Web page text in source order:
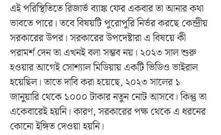
এই পরিস্থিতিতে রিজার্ভ ব্যাঙ্ক ফের একবার তা আনার কথা
ভাবতে পারে। তবে বিষয়টি পুরোপুরি নির্ভর করছে কেন্দ্রীয়
সরকারের উপর। সরকারের উপদেষ্টারা এ বিষয়ে কী
পরামর্শ দেন তা এখনই বলা সম্ভব নয়। ২০২৩ সাল শুরু
হওয়ার আগেই সোশ্যাল মিডিয়ায় একটি ভিডিও ভাইরাল
হয়েছিল। তাতে দাবি করা হয়েছে, ২০২৩ সালের ১
জানুয়ারি থেকে ১০০০ টাকার নতুন নোট আসবে। কিন্তু তা
একেবারেই হয়নি। কারণ, সরকারের পক্ষ থেকে এ ধরনের
কোনো ইঙ্গিত দেওয়া হয়নি।